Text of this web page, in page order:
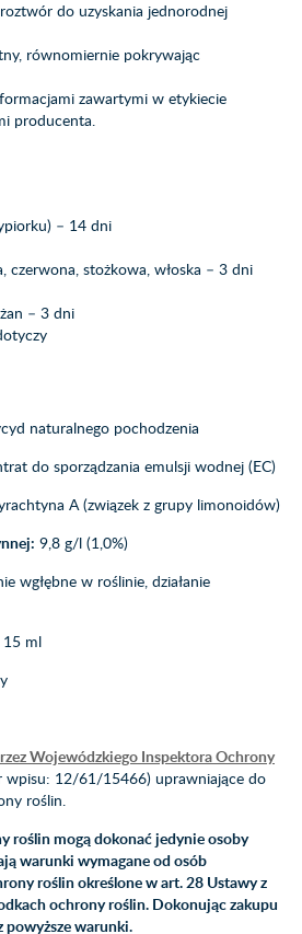
do uzyskania jednorodnej
równomiernie pokrywając
zawartymi w etykiecie
producenta.
– 14 dni
czerwona, stożkowa, włoska – 3 dni
– 3 dni
naturalnego pochodzenia
do sporządzania emulsji wodnej (EC)
A (związek z grupy limonoidów)
9,8 g/l (1,0%)
wgłębne w roślinie, działanie
15 ml
Wojewódzkiego Inspektora Ochrony
wpisu: 12/61/15466) uprawniające do
roślin.
roślin mogą dokonać jedynie osoby
warunki wymagane od osób
roślin określone w art. 28 Ustawy z
ochrony roślin. Dokonując zakupu
powyższe warunki.